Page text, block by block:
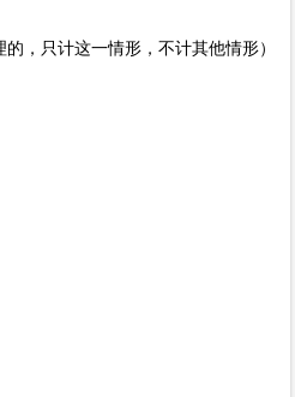
只计这一情形，不计其他情形）